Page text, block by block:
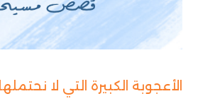
الأعجوبة الكبيرة التي لا نحتملها